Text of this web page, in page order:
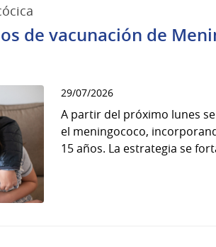
de vacunación de
29/07/2026
A partir del próximo lunes
el meningococo,
15 años. La estrategia se